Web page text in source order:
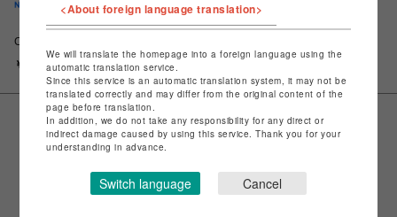
【YASHIKI】Akiyo Zip
Cardigan（秋夜）(BROWN)
￥48,400
【YASHIKI】Akiyo Zip
<About foreign language translation>
We will translate the homepage into a foreign language using the
automatic translation service.
Since this service is an automatic translation system, it may not be
translated correctly and may differ from the original content of the
page before translation.
In addition, we do not take any responsibility for any direct or
indirect damage caused by using this service. Thank you for your
understanding in advance.
Switch language Cancel